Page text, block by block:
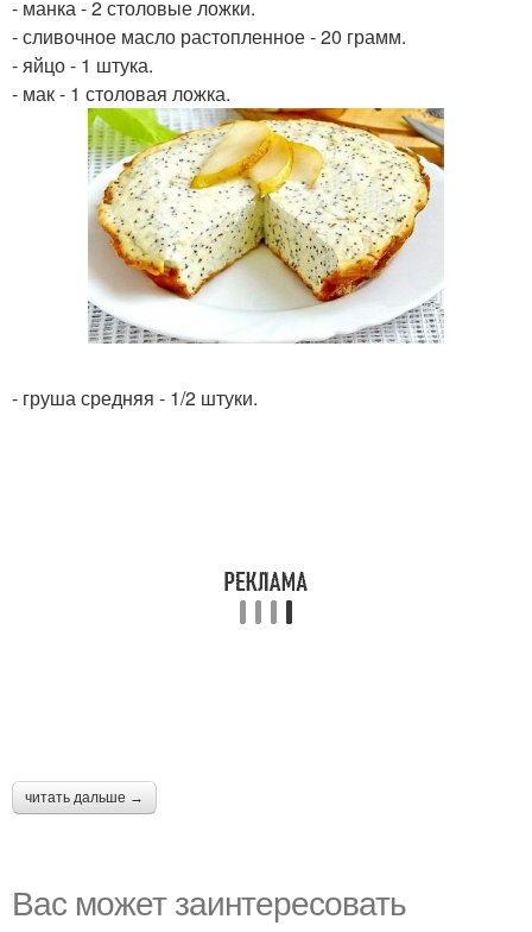
- манка - 2 столовые ложки.
- сливочное масло растопленное - 20 грамм.
- яйцо - 1 штука.
- мак - 1 столовая ложка.
- груша средняя - 1/2 штуки.
читать дальше →
Вас может заинтересовать